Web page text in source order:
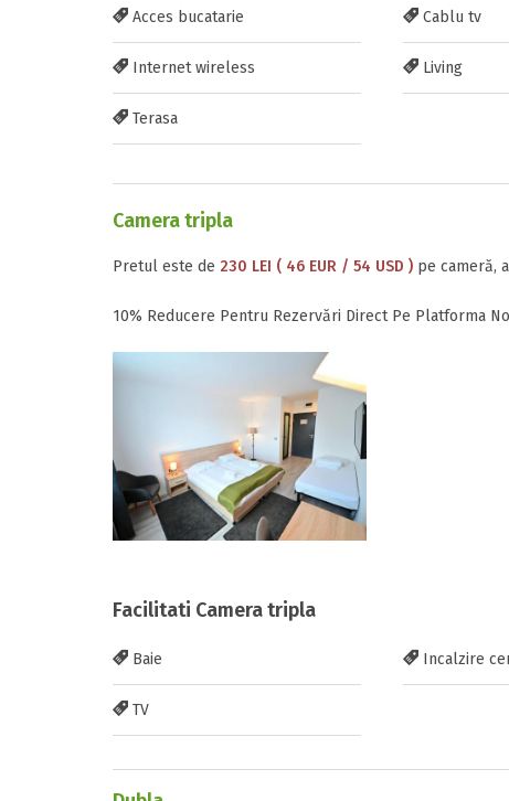
Acces bucatarie Cablu tv
Internet wireless Living
Terasa
Camera tripla
Pretul este de 230 LEI ( 46 EUR / 54 USD ) pe cameră,
10% Reducere Pentru Rezervări Direct Pe Platforma
Facilitati Camera tripla
Baie Incalzire
TV
https://
Trimite